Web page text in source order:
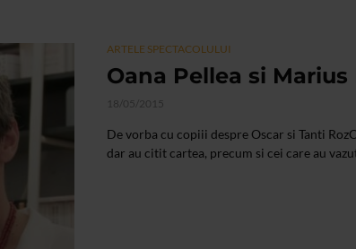
ARTELE SPECTACOLULUI
Oana Pellea si Marius
18/05/2015
De vorba cu copiii despre Oscar si Tanti
dar au citit cartea, precum si cei care au